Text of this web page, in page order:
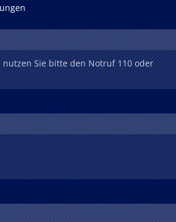
Sie bitte den Notruf 110 oder